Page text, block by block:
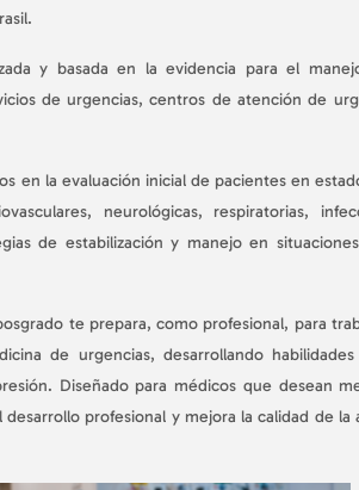
y basada en la evidencia para el
de urgencias, centros de atención de
en la evaluación inicial de pacientes en
neurológicas, respiratorias,
de estabilización y manejo en
te prepara, como profesional, para
de urgencias, desarrollando habilidades
Diseñado para médicos que desean
profesional y mejora la calidad de la